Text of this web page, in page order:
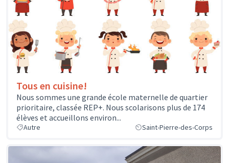
Tous en cuisine!
Nous sommes une grande école maternelle de quartier
prioritaire, classée REP+. Nous scolarisons plus de 174
élèves et accueillons environ...
Autre Saint-Pierre-des-Corps